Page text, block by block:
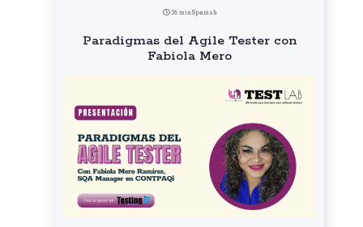
36 min Spanish
Paradigmas del Agile Tester con
Fabiola Mero